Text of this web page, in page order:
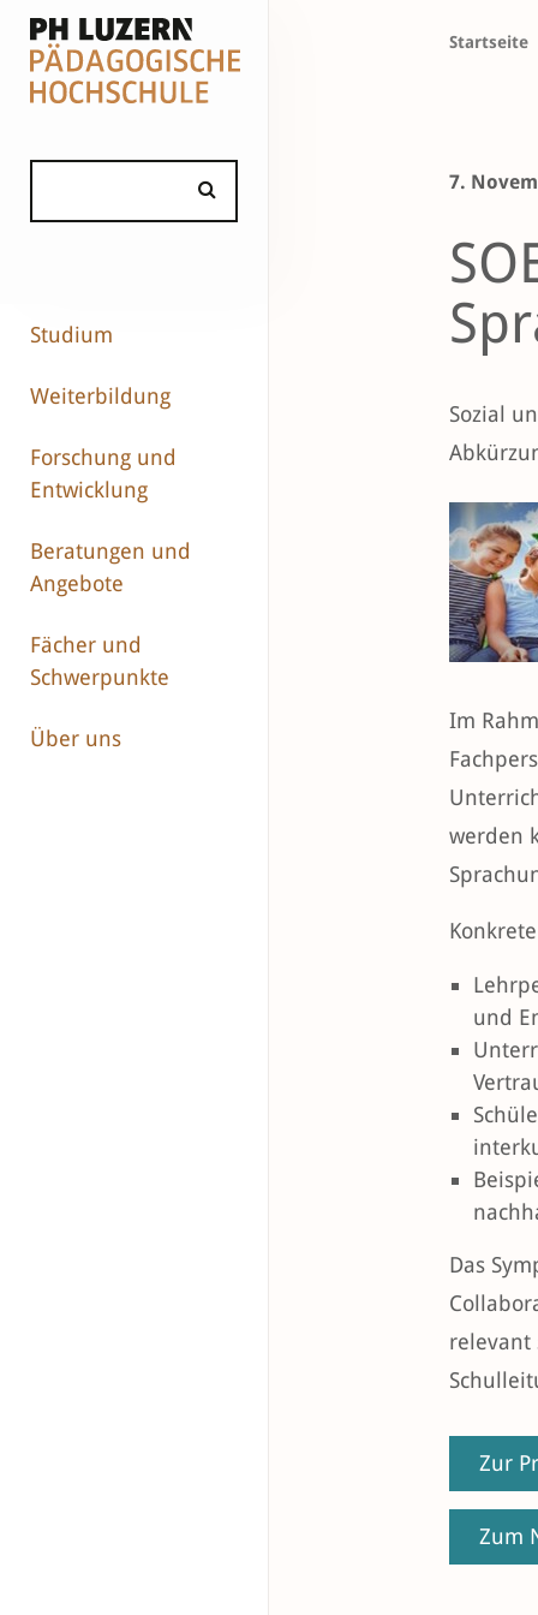
Studium
Weiterbildung
Forschung und
Entwicklung
Beratungen und
Angebote
Fächer und
Schwerpunkte
Über uns
Startseite
7.
Sozial
Im
werden
und
Das
relevant
Zur
Zum